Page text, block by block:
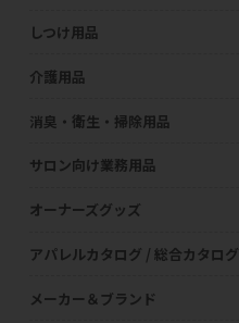
しつけ用品
介護用品
消臭・衛生・掃除用品
サロン向け業務用品
オーナーズグッズ
アパレルカタログ / 総合カタログ
メーカー＆ブランド